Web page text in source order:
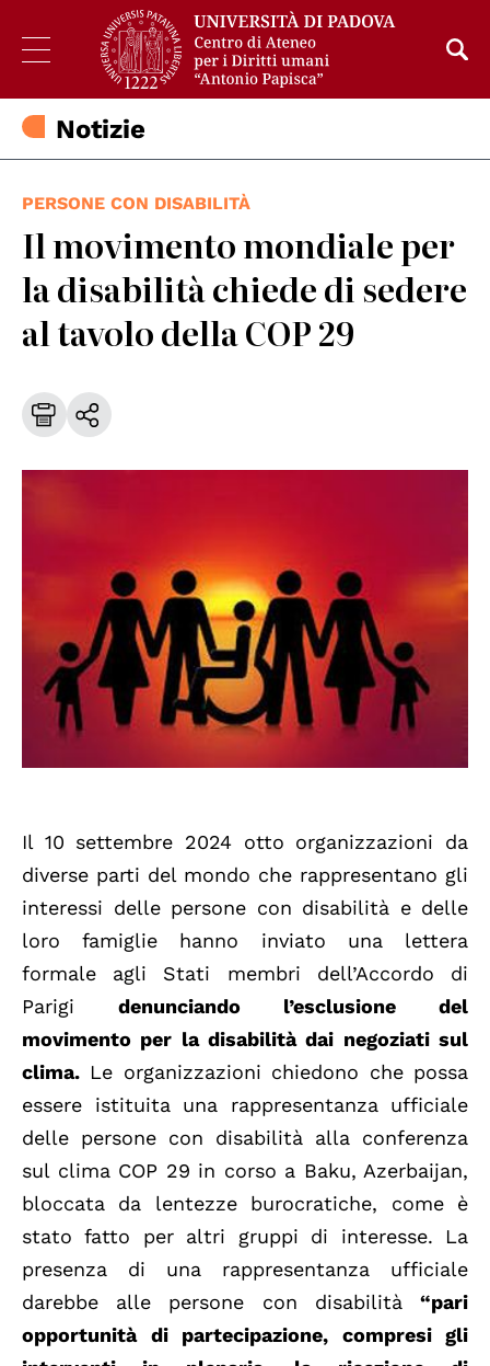
Notizie
PERSONE CON DISABILITÀ
Il movimento mondiale per
la disabilità chiede di sedere
al tavolo della COP 29
Il 10 settembre 2024 otto organizzazioni da
diverse parti del mondo che rappresentano gli
interessi delle persone con disabilità e delle
loro famiglie hanno inviato una lettera
formale agli Stati membri dell’Accordo di
Parigi denunciando l’esclusione del
movimento per la disabilità dai negoziati sul
clima. Le organizzazioni chiedono che possa
essere istituita una rappresentanza ufficiale
delle persone con disabilità alla conferenza
sul clima COP 29 in corso a Baku, Azerbaijan,
bloccata da lentezze burocratiche, come è
stato fatto per altri gruppi di interesse. La
presenza di una rappresentanza ufficiale
darebbe alle persone con disabilità “pari
opportunità di partecipazione, compresi gli